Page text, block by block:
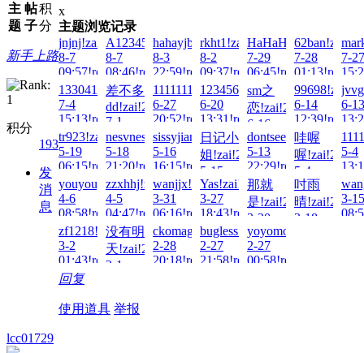
主
题
帖
子
积
分
新手上路
积分
193
发
消
息
x
主题浏览记录
jnjnj!zai!2026-
8-7
09:57!read!
A123456...!zai!2026-
8-7
08:46!read!
hahayjb!zai!2026-
8-3
22:59!read!
rkht1!zai!2026-
8-2
09:37!read!
7-29
06:45!read!
7-28
01:13!read!
7-27
133041497007!zai!2026-
7-4
15:13!read!
差不多
dd!zai!2026-
7-1
22:04!read!
1111111aaa!zai!2026-
6-27
20:52!read!
123456Q!zai!2026-
6-20
13:31!read!
sm之
恋!zai!2026-
6-16
18:22!read!
6-14
12:39!read!
6-13
tr923!zai!2026-
5-19
06:15!read!
nesvnesv!zai!2026-
5-18
21:20!read!
sissyjiana!zai!2026-
5-16
16:15!read!
日记小
姐!zai!2026-
5-15
13:00!read!
5-13
22:29!read!
哇喔
喔!zai!2026-
5-4
17:15!read!
5-4
youyouyou!zai!2026-
4-6
08:58!read!
zzxhhj!zai!2026-
4-5
04:47!read!
wanjjx!zai!2026-
3-31
06:16!read!
Yas!zai!2026-
3-27
18:43!read!
那就
是!zai!2026-
3-20
02:45!read!
吋雨
晴!zai!2026-
3-18
3-15
zf1218!zai!2026-
3-2
01:43!read!
没有明
天!zai!2026-
3-1
ckomaggg!zai!2026-
2-28
20:18!read!
bugless!zai!2026-
2-27
21:58!read!
2-27
00:58!read!
回复
使用道具 举报
lcc01729